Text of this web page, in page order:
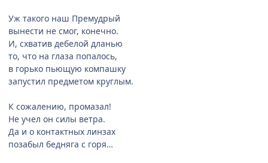
Уж такого наш Премудрый
вынести не смог, конечно.
И, схватив дебелой дланью
то, что на глаза попалось,
в горько пьющую компашку
запустил предметом круглым.
К сожалению, промазал!
Не учел он силы ветра.
Да и о контактных линзах
позабыл бедняга с горя…